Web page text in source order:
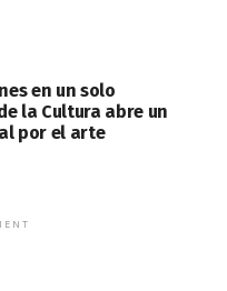
en un solo
la Cultura abre un
por el arte